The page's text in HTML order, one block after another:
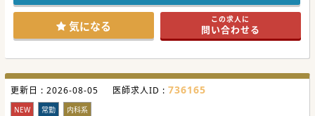
整も可能です。
ぜひまずはお問い合わせください！
気になる この求人に
問い合わせる
更新日 : 2026-08-05 医師求人ID : 736165
NEW 常勤 内科系